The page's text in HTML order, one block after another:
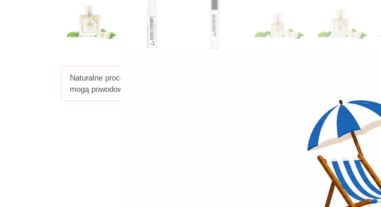
Naturalne procesy, takie jak starzenie się składników oraz działanie światła i temperatury,
mogą powodować zmianę koloru perfum. Nie ma to wpływu na ich właściwości zapachowe.